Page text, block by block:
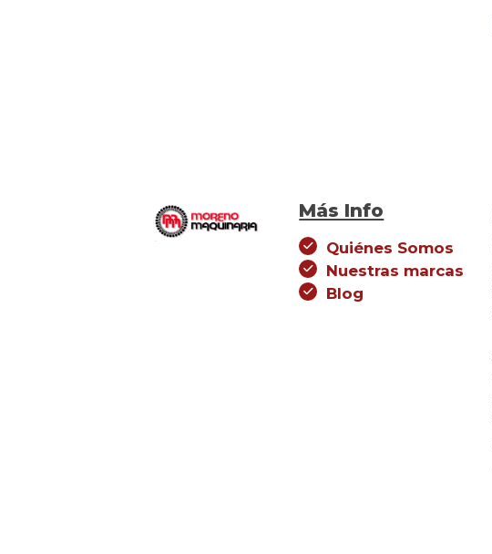
Más Info
Quiénes Somos
Nuestras marcas
Blog